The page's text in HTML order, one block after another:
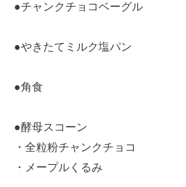
●チャンクチョコベーグル
●やきたてミルク塩パン
●角食
●酵母スコーン
・全粒粉チャンクチョコ
・メープルくるみ